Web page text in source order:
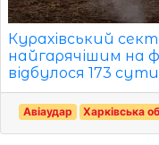
Курахівський
найгарячішим на
відбулося 173
Авіаудар Харківська